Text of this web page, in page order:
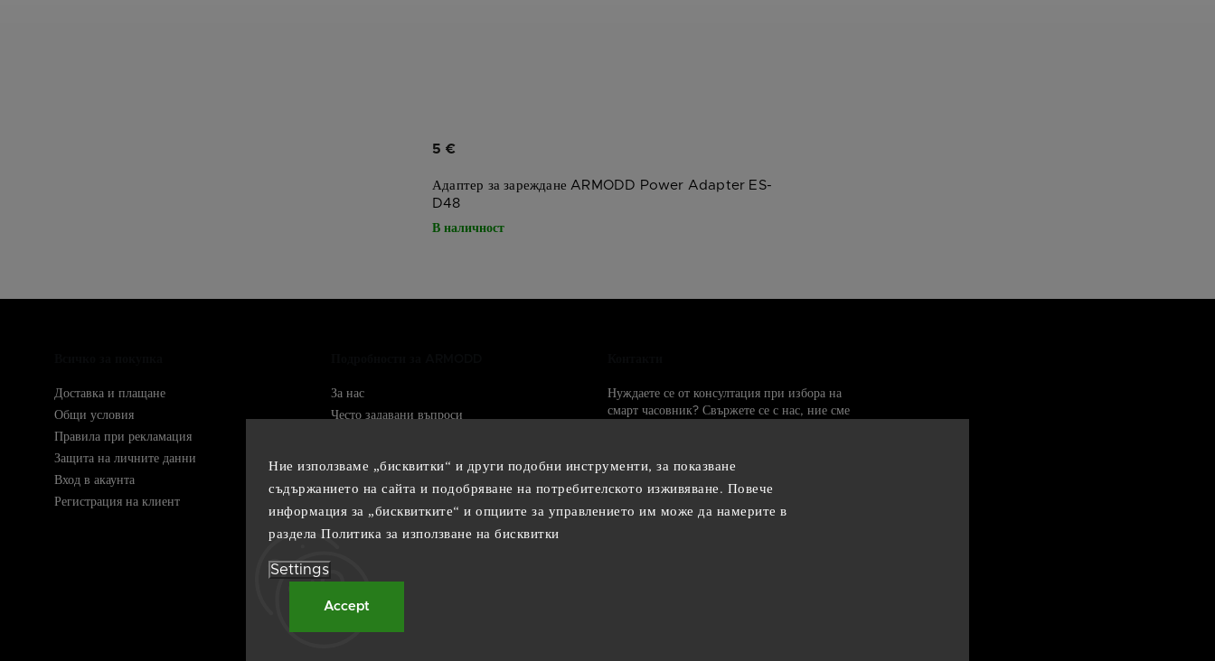
Ние използваме „бисквитки“ и други подобни инструменти, за показване
съдържанието на сайта и подобряване на потребителското изживяване. Повече
информация за „бисквитките“ и опциите за управлението им може да намерите в
раздела Политика за използване на бисквитки
Settings
Accept
Адаптер за зареждане ARMODD Power Adapter ES-
D48
В наличност
5 €
Доставка и плащане
Общи условия
Правила при рекламация
Защита на личните данни
Вход в акаунта
Регистрация на клиент
За нас
Често задавани въпроси
Следете ни в социалните мрежи:
Нуждаете се от консултация при избора на
смарт часовник? Свържете се с нас, ние сме